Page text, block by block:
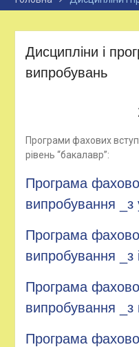
Дисципліни і
випробувань
Програми фахових
рівень “бакалавр”:
Програма
випробування _з
Програма
випробування _з
Програма
випробування _з
Програма